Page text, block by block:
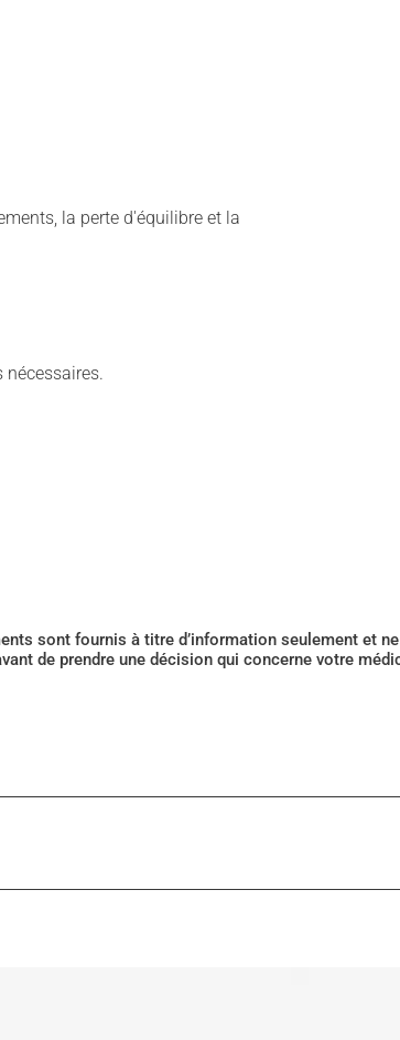
la perte d'équilibre et la
sont fournis à titre d’information seulement et ne
de prendre une décision qui concerne votre